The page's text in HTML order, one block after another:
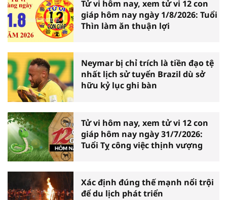
Tử vi hôm nay, xem tử vi 12 con
giáp hôm nay ngày 1/8/2026: Tuổi
Thìn làm ăn thuận lợi
Neymar bị chỉ trích là tiền đạo tệ
nhất lịch sử tuyển Brazil dù sở
hữu kỷ lục ghi bàn
Tử vi hôm nay, xem tử vi 12 con
giáp hôm nay ngày 31/7/2026:
Tuổi Tỵ công việc thịnh vượng
Xác định đúng thế mạnh nổi trội
để du lịch phát triển